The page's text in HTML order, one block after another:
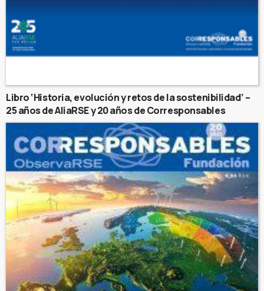
Libro ‘Historia, evolución y retos de la sostenibilidad’ –
25 años de AliaRSE y 20 años de Corresponsables